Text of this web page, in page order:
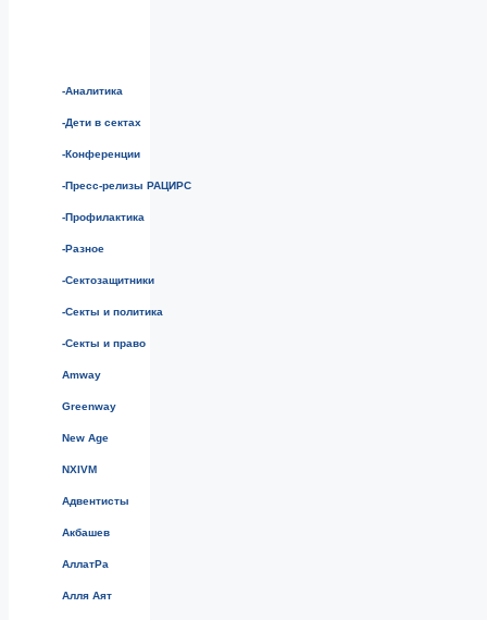
-Аналитика
-Дети в сектах
-Конференции
-Пресс-релизы РАЦИРС
-Профилактика
-Разное
-Сектозащитники
-Секты и политика
-Секты и право
Amway
Greenway
New Age
NXIVM
Адвентисты
Акбашев
АллатРа
Алля Аят